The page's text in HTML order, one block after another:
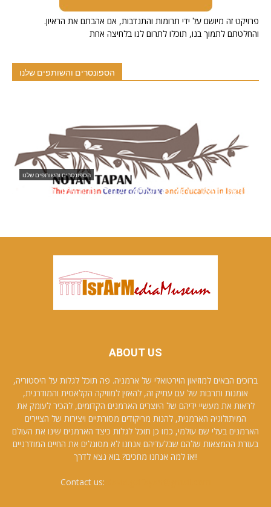
.פרויקט זה מיושם על ידי תרומות והתנדבות, אם אהבתם את הראיון
והחלטתם לתמוך בנו, תוכלו לתרום לנו בלחיצה אחת
הספונסרים והשותפים שלנו
ארמנים בישראל
Ani Sweets
ABOUT US
ברוכים הבאים למוזיאון הוירטואלי של ארמניה. פה תוכל לגלות על היסטוריה,
אומנות ותרבות של עם עתיק זה, להאזין למוזיקה הקלאסית והמודרנית,
לראות את מעשיי ידיהם של היוצרים הארמנים הקדומים, להכיר לעומק את
המיתולוגיה הארמנית, להנות מריקודים מסורתיים ויצירות של הציירים
הארמנים בעלי שם עולמי, כמו כן תוכל לגלות כיצד הארמנים שינו את העולם
בעזרת ההמצאות שלהם שבלעדיהם אנחנו לא מסוגלים את החיים המודרניים
!!אז למה אנחנו מחכים? בוא נצא לדרך
Contact us: